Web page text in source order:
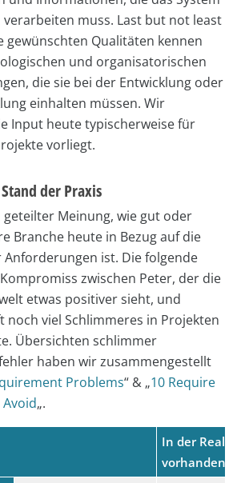
muss. Last but not least
gewünschten Qualitäten kennen
und organisatorischen
die sie bei der Entwicklung oder
einhalten müssen. Wir
Input heute typischerweise für
vorliegt.
der Praxis
Meinung, wie gut oder
Branche heute in Bezug auf die
Anforderungen ist. Die folgende
zwischen Peter, der die
etwas positiver sieht, und
noch viel Schlimmeres in Projekten
Übersichten schlimmer
haben wir zusammengestellt
Problems“ & „10 Require
„.
In der Realität
vorhanden